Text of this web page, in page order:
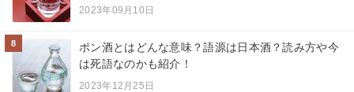
2023年09月10日
8
ポン酒とはどんな意味？語源は日本酒？読み方や今
は死語なのかも紹介！
2023年12月25日